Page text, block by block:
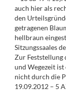
auch hier als
den
getragenen
hellbraun
Sitzungssaales
Zur Feststellung
und Wegezeit ist
nicht durch die
19.09.2012 – 5